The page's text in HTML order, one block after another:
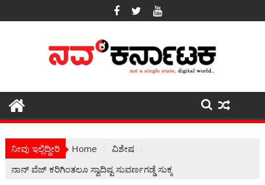
to
ನೀವು ಇಲ್ಲಿದ್ದೀರಿ Home
ವಿಶೇಷ
ನಾನ್ ವೆಜ್ ಕರಿಗಿಂತಲೂ ಸ್ವಾದಿಷ್ಟ ಸುವರ್ಣಗಡ್ಡೆ ಸುಕ್ಕ